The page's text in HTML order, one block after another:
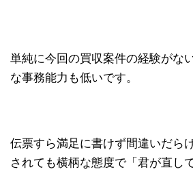
単純に今回の買収案件の経験がな
な事務能力も低いです。
伝票すら満足に書けず間違いだら
されても横柄な態度で「君が直し